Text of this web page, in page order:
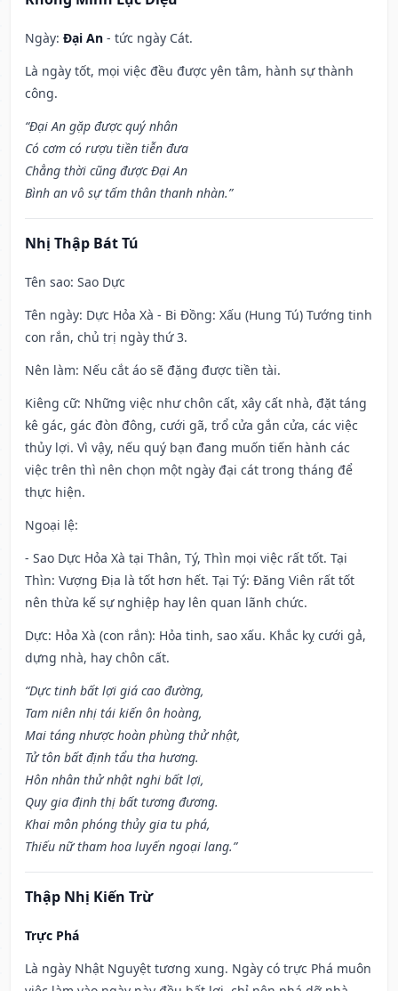
Ngày: Đại An - tức ngày Cát.
Là ngày tốt, mọi việc đều được yên tâm, hành sự thành
công.
“Đại An gặp được quý nhân
Có cơm có rượu tiền tiễn đưa
Chẳng thời cũng được Đại An
Bình an vô sự tấm thân thanh nhàn.”
Nhị Thập Bát Tú
Tên sao: Sao Dực
Tên ngày: Dực Hỏa Xà - Bi Đồng: Xấu (Hung Tú) Tướng tinh
con rắn, chủ trị ngày thứ 3.
Nên làm: Nếu cắt áo sẽ đặng được tiền tài.
Kiêng cữ: Những việc như chôn cất, xây cất nhà, đặt táng
kê gác, gác đòn đông, cưới gã, trổ cửa gắn cửa, các việc
thủy lợi. Vì vậy, nếu quý bạn đang muốn tiến hành các
việc trên thì nên chọn một ngày đại cát trong tháng để
thực hiện.
Ngoại lệ:
- Sao Dực Hỏa Xà tại Thân, Tý, Thìn mọi việc rất tốt. Tại
Thìn: Vượng Địa là tốt hơn hết. Tại Tý: Đăng Viên rất tốt
nên thừa kế sự nghiệp hay lên quan lãnh chức.
Dực: Hỏa Xà (con rắn): Hỏa tinh, sao xấu. Khắc kỵ cưới gả,
dựng nhà, hay chôn cất.
“Dực tinh bất lợi giá cao đường,
Tam niên nhị tái kiến ôn hoàng,
Mai táng nhược hoàn phùng thử nhật,
Tử tôn bất định tẩu tha hương.
Hôn nhân thử nhật nghi bất lợi,
Quy gia định thị bất tương đương.
Khai môn phóng thủy gia tu phá,
Thiếu nữ tham hoa luyến ngoại lang.”
Thập Nhị Kiến Trừ
Trực Phá
Là ngày Nhật Nguyệt tương xung. Ngày có trực Phá muôn